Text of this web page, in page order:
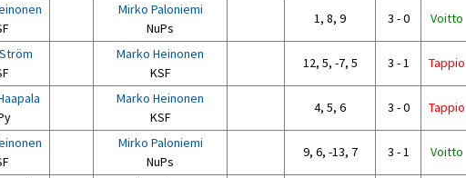
Mirko Paloniemi
NuPs
1, 8, 9 3 - 0 Voitto
Marko Heinonen
KSF
12, 5, -7, 5 3 - 1 Tappio
Marko Heinonen
KSF
4, 5, 6 3 - 0 Tappio
Mirko Paloniemi
NuPs
9, 6, -13, 7 3 - 1 Voitto